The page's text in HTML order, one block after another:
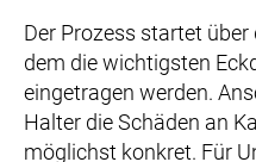
Der Prozess startet über
dem die wichtigsten
eingetragen werden.
Halter die Schäden an
möglichst konkret. Für